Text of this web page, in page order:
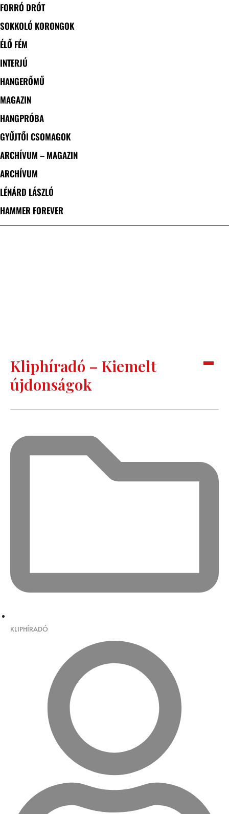
FORRÓ DRÓT
SOKKOLÓ KORONGOK
ÉLŐ FÉM
INTERJÚ
HANGERŐMŰ
MAGAZIN
HANGPRÓBA
GYŰJTŐI CSOMAGOK
ARCHÍVUM – MAGAZIN
ARCHÍVUM
LÉNÁRD LÁSZLÓ
HAMMER FOREVER
Kliphíradó – Kiemelt
újdonságok
KLIPHÍRADÓ